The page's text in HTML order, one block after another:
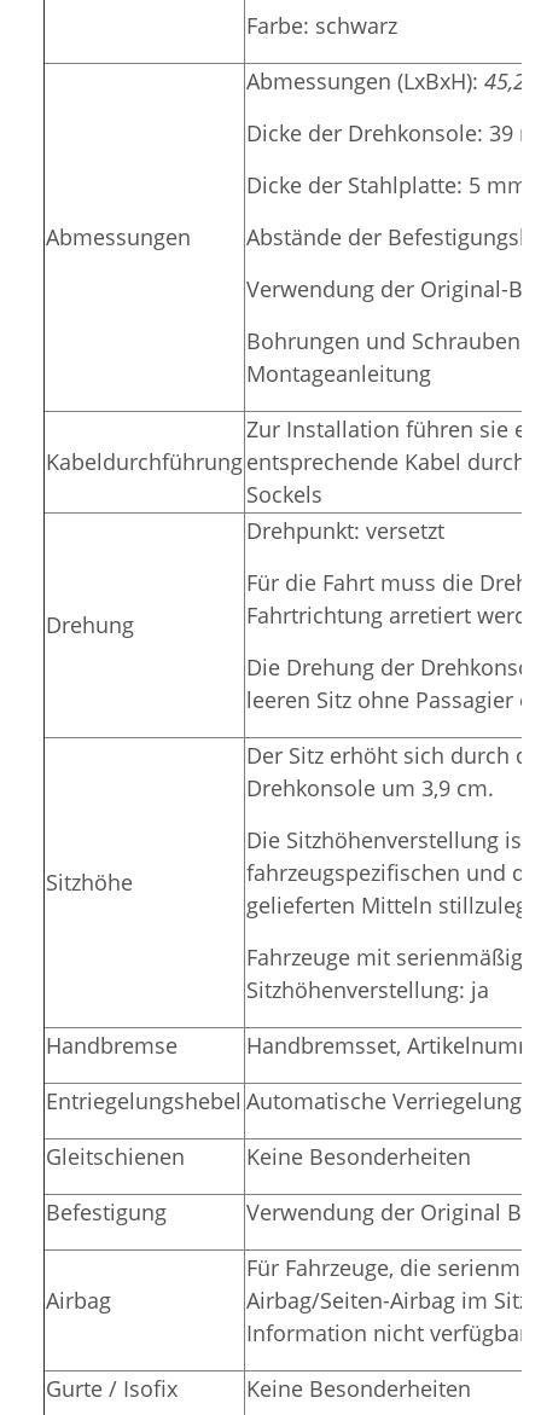
Farbe: schwarz
Abmessungen
Abmessungen (LxBxH):
Dicke der Drehkonsole: 39
Dicke der Stahlplatte: 5 mm
Abstände der
Verwendung der Original-
Bohrungen und Schrauben:
Montageanleitung
Kabeldurchführung
Zur Installation führen sie
entsprechende Kabel durch
Sockels
Drehung
Drehpunkt: versetzt
Für die Fahrt muss die
Fahrtrichtung arretiert
Die Drehung der
leeren Sitz ohne Passagier
Sitzhöhe
Der Sitz erhöht sich durch
Drehkonsole um 3,9 cm.
Die Sitzhöhenverstellung ist
fahrzeugspezifischen und
gelieferten Mitteln
Fahrzeuge mit
Sitzhöhenverstellung: ja
Handbremse
Handbremsset,
Entriegelungshebel Automatische Verriegelung
Gleitschienen
Keine Besonderheiten
Befestigung
Verwendung der Original
Airbag
Für Fahrzeuge, die
Airbag/Seiten-Airbag im Sitz
Information nicht verfügbar
Gurte / Isofix
Keine Besonderheiten